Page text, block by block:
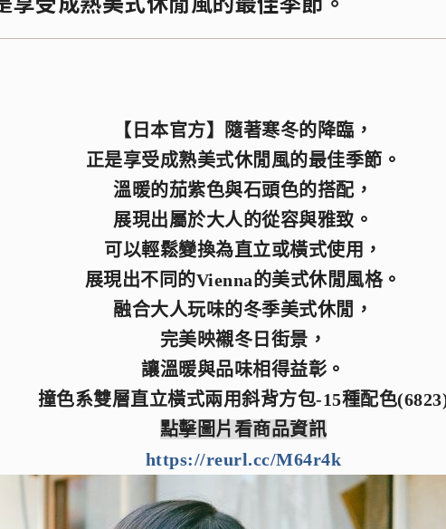
【日本官方】隨著寒冬的降臨，
正是享受成熟美式休閒風的最佳季節。
溫暖的茄紫色與石頭色的搭配，
展現出屬於大人的從容與雅致。
可以輕鬆變換為直立或橫式使用，
展現出不同的Vienna的美式休閒風格。
融合大人玩味的冬季美式休閒，
完美映襯冬日街景，
讓溫暖與品味相得益彰。
撞色系雙層直立橫式兩用斜背方包-15種配色
點擊圖片看商品資訊
https://reurl.cc/M64r4k